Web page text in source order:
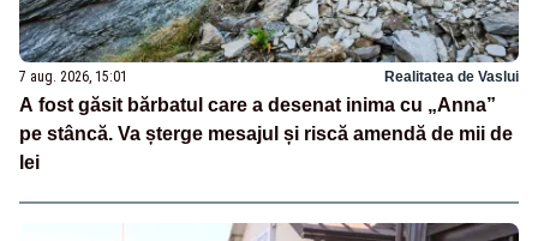
7 aug. 2026, 15:01 Realitatea de Vaslui
A fost găsit bărbatul care a desenat inima cu „Anna”
pe stâncă. Va șterge mesajul și riscă amendă de mii de
lei